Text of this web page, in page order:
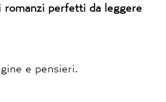
romanzi perfetti da leggere
e pensieri.